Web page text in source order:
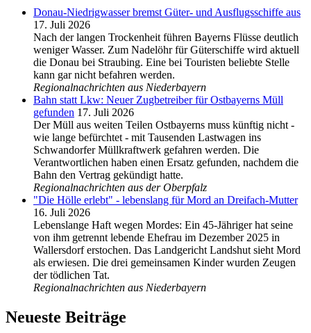
Donau-Niedrigwasser bremst Güter- und Ausflugsschiffe aus
17. Juli 2026
Nach der langen Trockenheit führen Bayerns Flüsse deutlich
weniger Wasser. Zum Nadelöhr für Güterschiffe wird aktuell
die Donau bei Straubing. Eine bei Touristen beliebte Stelle
kann gar nicht befahren werden.
Regionalnachrichten aus Niederbayern
Bahn statt Lkw: Neuer Zugbetreiber für Ostbayerns Müll
gefunden 17. Juli 2026
Der Müll aus weiten Teilen Ostbayerns muss künftig nicht -
wie lange befürchtet - mit Tausenden Lastwagen ins
Schwandorfer Müllkraftwerk gefahren werden. Die
Verantwortlichen haben einen Ersatz gefunden, nachdem die
Bahn den Vertrag gekündigt hatte.
Regionalnachrichten aus der Oberpfalz
"Die Hölle erlebt" - lebenslang für Mord an Dreifach-Mutter
16. Juli 2026
Lebenslange Haft wegen Mordes: Ein 45-Jähriger hat seine
von ihm getrennt lebende Ehefrau im Dezember 2025 in
Wallersdorf erstochen. Das Landgericht Landshut sieht Mord
als erwiesen. Die drei gemeinsamen Kinder wurden Zeugen
der tödlichen Tat.
Regionalnachrichten aus Niederbayern
Neueste Beiträge